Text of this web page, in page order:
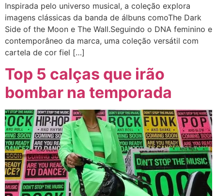
Inspirada pelo universo musical, a coleção explora
imagens clássicas da banda de álbuns comoThe Dark
Side of the Moon e The Wall.Seguindo o DNA feminino e
contemporâneo da marca, uma coleção versátil com
cartela de cor fiel […]
Top 5 calças que irão
bombar na temporada